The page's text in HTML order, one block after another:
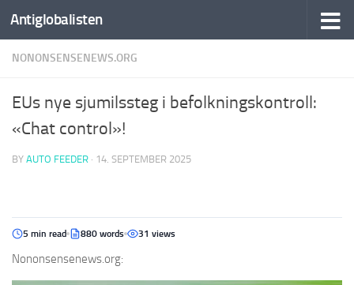
Antiglobalisten
NONONSENSENEWS.ORG
EUs nye sjumilssteg i befolkningskontroll:
«Chat control»!
BY AUTO FEEDER · 14. SEPTEMBER 2025
5 min read 880 words 31 views
Nononsensenews.org: